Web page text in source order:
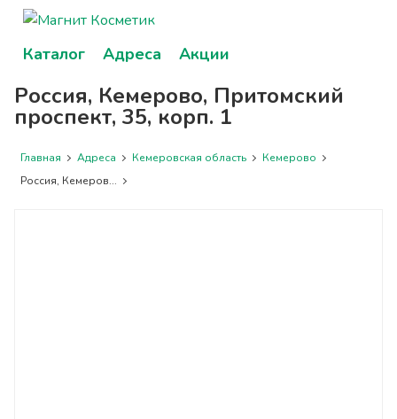
Каталог Адреса Акции
Россия, Кемерово, Притомский
проспект, 35, корп. 1
Главная Адреса Кемеровская область
Кемерово
Россия, Кемеров...